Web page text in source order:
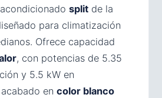
split de la
para climatización
Ofrece capacidad
, con potencias de 5.35
y 5.5 kW en
en color blanco